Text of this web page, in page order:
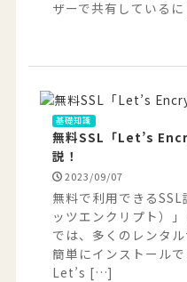
ザーで共有している
基礎知識
無料SSL「Let’s
説！
2023/09/07
無料で利用できる
ッツエンクリプト）
では、多くのレンタ
簡単にインストールで
Let’s […]